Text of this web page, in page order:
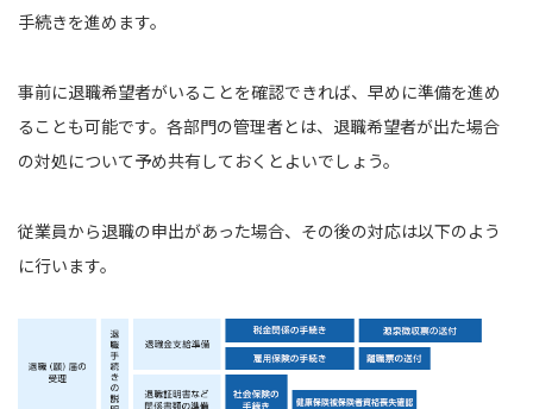
手続きを進めます。
事前に退職希望者がいることを確認できれば、早めに準備を進め
ることも可能です。各部門の管理者とは、退職希望者が出た場合
の対処について予め共有しておくとよいでしょう。
従業員から退職の申出があった場合、その後の対応は以下のよう
に行います。